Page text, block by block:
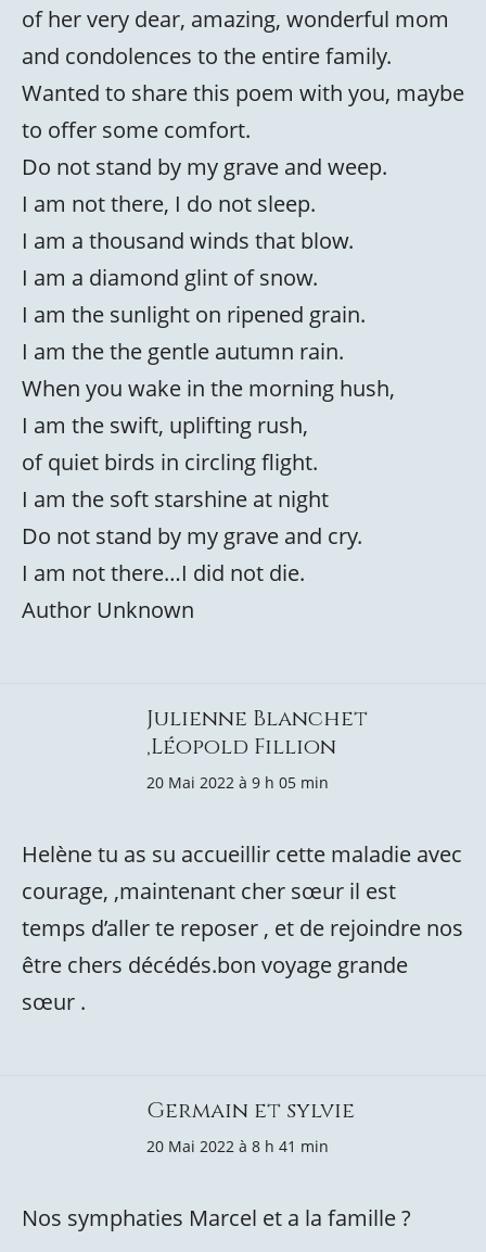
of her very dear, amazing, wonderful mom
and condolences to the entire family.
Wanted to share this poem with you, maybe
to offer some comfort.
Do not stand by my grave and weep.
I am not there, I do not sleep.
I am a thousand winds that blow.
I am a diamond glint of snow.
I am the sunlight on ripened grain.
I am the the gentle autumn rain.
When you wake in the morning hush,
I am the swift, uplifting rush,
of quiet birds in circling flight.
I am the soft starshine at night
Do not stand by my grave and cry.
I am not there…I did not die.
Author Unknown
Julienne Blanchet
,Léopold Fillion
20 Mai 2022 à 9 h 05 min
Helène tu as su accueillir cette maladie avec
courage, ,maintenant cher sœur il est
temps d’aller te reposer , et de rejoindre nos
être chers décédés.bon voyage grande
sœur .
Germain et sylvie
20 Mai 2022 à 8 h 41 min
Nos symphaties Marcel et a la famille ?